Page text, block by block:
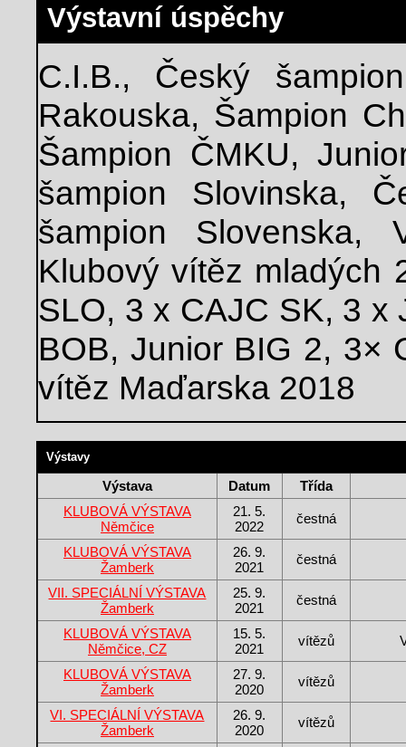
Výstavní úspěchy
C.I.B., Český
Rakouska, Šampion
Šampion ČMKU,
šampion Slovinska,
šampion Slovenska,
Klubový vítěz mladých
SLO, 3 x CAJC SK, 3 x
BOB, Junior BIG 2, 3×
vítěz Maďarska 2018
Výstavy
Výstava Datum
Třída
KLUBOVÁ VÝSTAVA
Němčice
21. 5.
2022
čestná
KLUBOVÁ VÝSTAVA
Žamberk
26. 9.
2021
čestná
VII. SPECIÁLNÍ VÝSTAVA
Žamberk
25. 9.
2021
čestná
KLUBOVÁ VÝSTAVA
Němčice, CZ
15. 5.
2021
vítězů
KLUBOVÁ VÝSTAVA
Žamberk
27. 9.
2020
vítězů
VI. SPECIÁLNÍ VÝSTAVA
Žamberk
26. 9.
2020
vítězů